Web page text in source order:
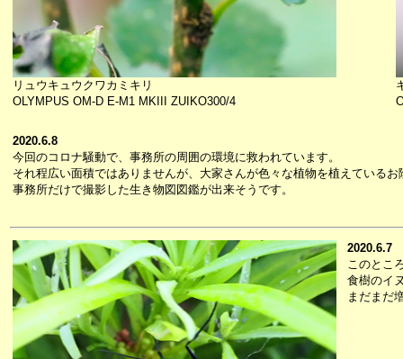
リュウキュウクワカミキリ
OLYMPUS OM-D E-M1 MKIII ZUIKO300/4
2020.6.8
今回のコロナ騒動で、事務所の周囲の環境に救われています。
それ程広い面積ではありませんが、大家さんが色々な植物を植えている
事務所だけで撮影した生き物図図鑑が出来そうです。
2020.6.7
このとこ
食樹のイ
まだまだ